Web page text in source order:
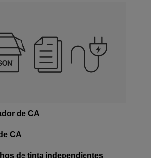
de CA
CA
de tinta independientes